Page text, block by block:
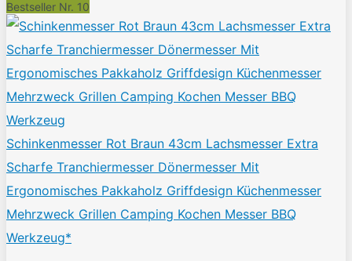
Bestseller Nr. 10
Schinkenmesser Rot Braun 43cm Lachsmesser Extra
Scharfe Tranchiermesser Dönermesser Mit
Ergonomisches Pakkaholz Griffdesign Küchenmesser
Mehrzweck Grillen Camping Kochen Messer BBQ
Werkzeug*